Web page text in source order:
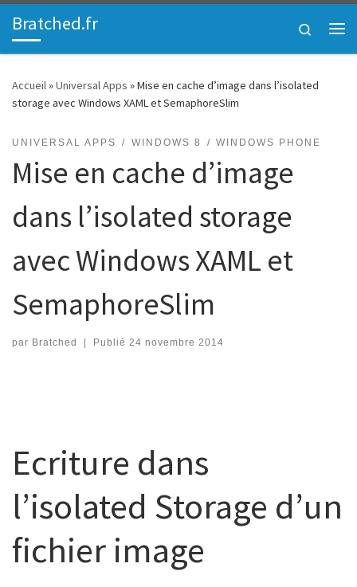
Passer au contenu
Bratched.fr
Search
Accueil»Universal Apps »Mise en cache d’image dans l’isolated
storage avec Windows XAML et SemaphoreSlim
UNIVERSAL APPS WINDOWS 8 WINDOWS PHONE
Mise en cache d’image
dans l’isolated storage
avec Windows XAML et
SemaphoreSlim
par Bratched | Publié 24 novembre 2014
Ecriture dans
l’isolated Storage d’un
fichier image